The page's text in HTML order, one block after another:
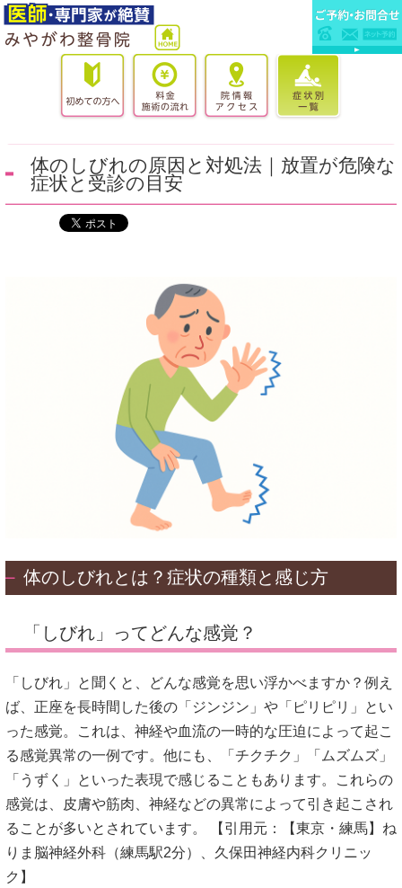
体のしびれの原因と対処法｜放置が危険な
症状と受診の目安
体のしびれとは？症状の種類と感じ方
「しびれ」ってどんな感覚？
「しびれ」と聞くと、どんな感覚を思い浮かべますか？ 例え
ば、正座を長時間した後の「ジンジン」や「ピリピリ」とい
った感覚。
これは、神経や血流の一時的な圧迫によって起こ
る感覚異常の一例です。 他にも、「チクチク」「ムズムズ」
「うずく」といった表現で感じることもあります。
これらの
感覚は、皮膚や筋肉、神経などの異常によって引き起こされ
ることが多いとされています。
【引用元：
【東京・練馬】ね
りま脳神経外科（練馬駅2分）、 久保田神経内科クリニッ
ク 】